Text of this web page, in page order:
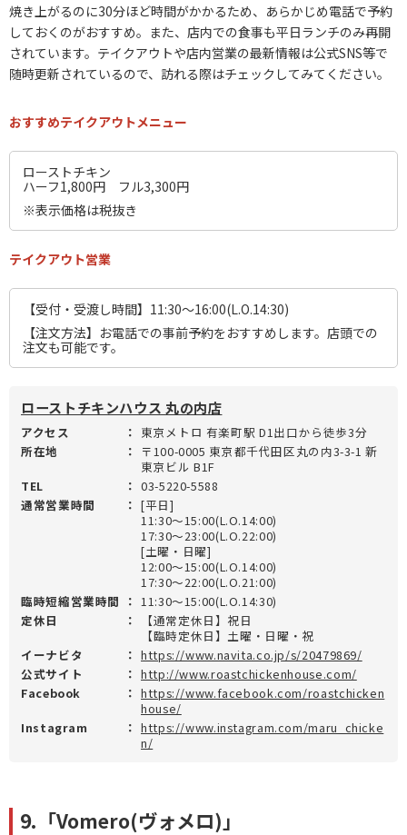
焼き上がるのに30分ほど時間がかかるため、あらかじめ電話で予約
しておくのがおすすめ。また、店内での食事も平日ランチのみ再開
されています。テイクアウトや店内営業の最新情報は公式SNS等で
随時更新されているので、訪れる際はチェックしてみてください。
おすすめテイクアウトメニュー
ローストチキン
ハーフ1,800円 フル3,300円
※表示価格は税抜き
テイクアウト営業
【受付・受渡し時間】11:30～16:00(L.O.14:30)
【注文方法】お電話での事前予約をおすすめします。店頭での
注文も可能です。
ローストチキンハウス 丸の内店
アクセス ： 東京メトロ 有楽町駅 D1出口から徒歩3分
所在地
：
〒100-0005 東京都千代田区丸の内3-3-1 新
東京ビル B1F
TEL
： 03-5220-5588
通常営業時間
： [平日]
11:30～15:00(L.O.14:00)
17:30～23:00(L.O.22:00)
[土曜・日曜]
12:00～15:00(L.O.14:00)
17:30～22:00(L.O.21:00)
臨時短縮営業時間
： 11:30～15:00(L.O.14:30)
定休日
：
【通常定休日】祝日
【臨時定休日】土曜・日曜・祝
イーナビタ
： https://www.navita.co.jp/s/20479869/
公式サイト
： http://www.roastchickenhouse.com/
Facebook
： https://www.facebook.com/roastchicken
house/
Instagram
： https://www.instagram.com/maru_chicke
n/
9.「Vomero(ヴォメロ)」